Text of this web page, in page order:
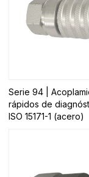
Serie 94 |
rápidos de
ISO 15171-1 (acero)